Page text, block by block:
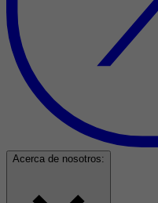
Acerca de nosotros: